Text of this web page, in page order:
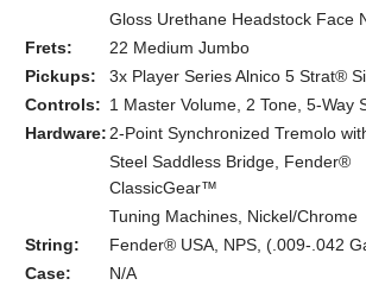
Gloss Urethane Headstock Face
Frets:
22 Medium Jumbo
Pickups:
3x Player Series Alnico 5 Strat®
Controls: 1 Master Volume, 2 Tone, 5-Way
Hardware: 2-Point Synchronized Tremolo
Steel Saddless Bridge, Fender®
ClassicGear™
Tuning Machines, Nickel/Chrome
String:
Fender® USA, NPS, (.009-.042
Case:
N/A